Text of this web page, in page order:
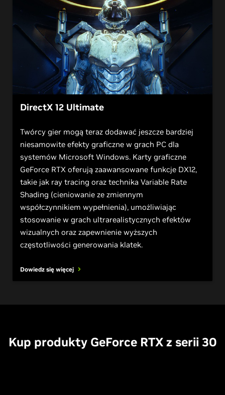
DirectX 12 Ultimate
Twórcy gier mogą teraz dodawać jeszcze bardziej
niesamowite efekty graficzne w grach PC dla
systemów Microsoft Windows. Karty graficzne
GeForce RTX oferują zaawansowane funkcje DX12,
takie jak ray tracing oraz technika Variable Rate
Shading (cieniowanie ze zmiennym
współczynnikiem wypełnienia), umożliwiając
stosowanie w grach ultrarealistycznych efektów
wizualnych oraz zapewnienie wyższych
częstotliwości generowania klatek.
Dowiedz się więcej
Kup produkty GeForce RTX z serii 30